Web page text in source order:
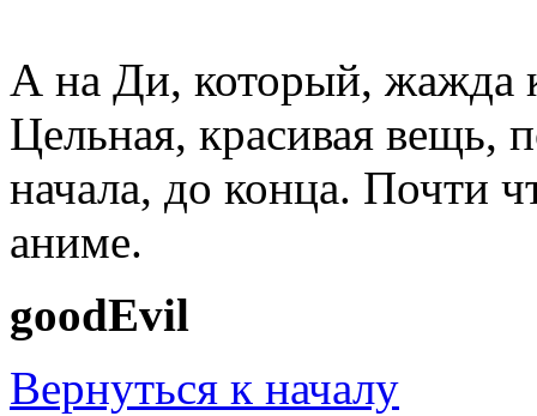
А на Ди, который, жажда
Цельная, красивая вещь,
начала, до конца. Почти
аниме.
goodEvil
Вернуться к началу